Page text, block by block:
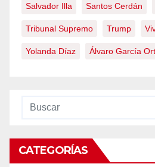
Salvador Illa Santos Cerdán
Tribunal Supremo Trump
Yolanda Díaz Álvaro García
CATEGORÍAS